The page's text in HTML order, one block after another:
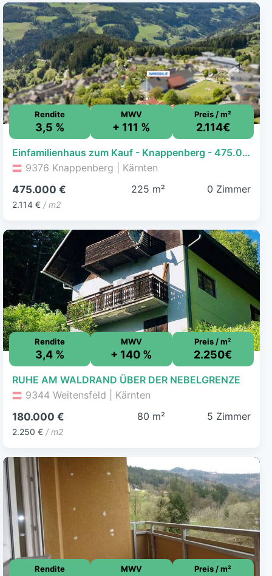
Rendite
3,5 %
MWV
+ 111 %
Preis / m²
2.114€
Einfamilienhaus zum Kauf - Knappenberg - 475.000 € - 224,7 m², 1.463 m² Grundstück
9376 Knappenberg | Kärnten
475.000 €
2.114 € / m2
225 m² 0 Zimmer
Rendite
3,4 %
MWV
+ 140 %
Preis / m²
2.250€
RUHE AM WALDRAND ÜBER DER NEBELGRENZE
9344 Weitensfeld | Kärnten
180.000 €
2.250 € / m2
80 m² 5 Zimmer
Rendite MWV Preis / m²